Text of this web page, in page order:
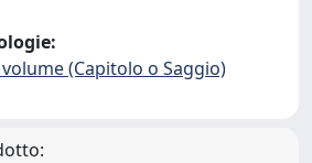
(Capitolo o Saggio)